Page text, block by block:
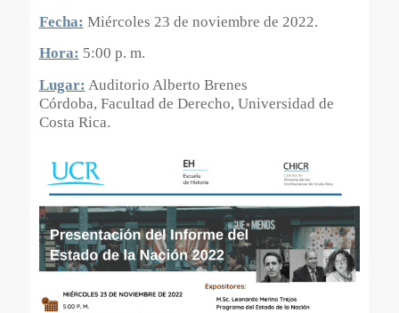
Fecha: Miércoles 23 de noviembre de 2022.
Hora: 5:00 p. m.
Lugar: Auditorio Alberto Brenes
Córdoba, Facultad de Derecho, Universidad de
Costa Rica.